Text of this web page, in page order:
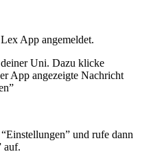
App angemeldet.
Uni. Dazu klicke
App angezeigte Nachricht
und rufe dann
auf.